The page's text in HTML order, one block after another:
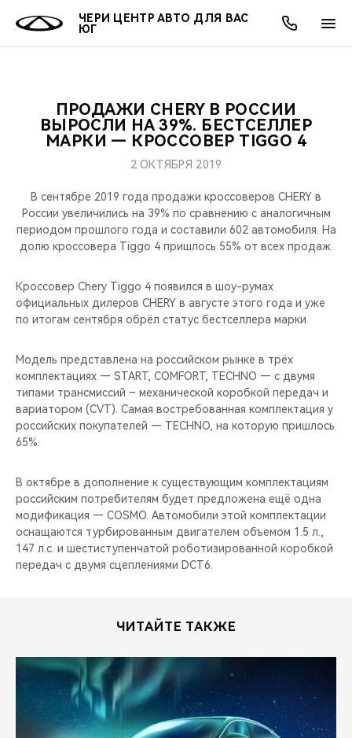
ЧЕРИ ЦЕНТР АВТО ДЛЯ ВАС
ЮГ
МОДЕЛИ
КРОССОВЕРЫ
СЕДАНЫ
НОВИНКИ
ПОКУПАТЕЛЯМ
КРЕДИТ И СТРАХОВАНИЕ
ВЛАДЕЛЬЦАМ
ЗАПЧАСТИ И АКСЕССУАРЫ
ПОДДЕРЖКА
МИР CHERY
О БРЕНДЕ
CHERY В СОЦСЕТЯХ
БЛАГОТВОРИТЕЛЬНОСТЬ
CHERY REMOTE
CHERY И СПОРТ
НАШИ МЕРОПРИЯТИЯ
CHERY ДЛЯ ДЕТЕЙ
АКЦИИ
ОНЛАЙН СЕРВИСЫ
КРЕДИТ
О КОМПАНИИ
МЫ В СОЦСЕТЯХ
ПРОДАЖИ CHERY В РОССИИ
ВЫРОСЛИ НА 39%. БЕСТСЕЛЛЕР
МАРКИ — КРОССОВЕР TIGGO 4
2 ОКТЯБРЯ 2019
В сентябре 2019 года продажи кроссоверов CHERY в
России увеличились на 39% по сравнению с аналогичным
периодом прошлого года и составили 602 автомобиля. На
долю кроссовера Tiggo 4 пришлось 55% от всех продаж.
Кроссовер Chery Tiggo 4 появился в шоу-румах
официальных дилеров CHERY в августе этого года и уже
по итогам сентября обрёл статус бестселлера марки.
Модель представлена на российском рынке в трёх
комплектациях — START, COMFORT, TECHNO — с двумя
типами трансмиссий – механической коробкой передач и
вариатором (CVT). Самая востребованная комплектация у
российских покупателей — TECHNO, на которую пришлось
65%.
В октябре в дополнение к существующим комплектациям
российским потребителям будет предложена ещё одна
модификация — COSMO. Автомобили этой комплектации
оснащаются турбированным двигателем объемом 1.5 л.,
147 л.с. и шестиступенчатой роботизированной коробкой
передач с двумя сцеплениями DCT6.
ЧИТАЙТЕ ТАКЖЕ